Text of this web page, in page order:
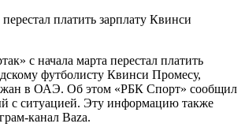
с начала марта перестал платить
футболисту Квинси Промесу,
в ОАЭ. Об этом «РБК Спорт» сообщил
с ситуацией. Эту информацию также
канал Baza.